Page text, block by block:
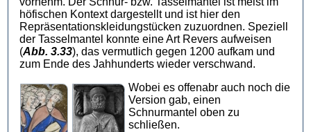
höfischen Kontext dargestellt und ist hier den
Repräsentationskleidungstücken zuzuordnen. Speziell
der Tasselmantel konnte eine Art Revers aufweisen
(Abb. 3.33), das vermutlich gegen 1200 aufkam und
zum Ende des Jahhunderts wieder verschwand.
Wobei es offenabr auch noch die
Version gab, einen
Schnurmantel oben zu
schließen.